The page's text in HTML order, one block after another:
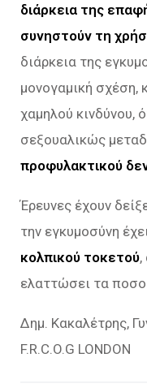
διάρκεια της
συνηστούν τη
διάρκεια της
μονογαμική σχέση,
χαμηλού κινδύνου,
σεξουαλικώς
προφυλακτικού
Έρευνες έχουν
την εγκυμοσύνη
κολπικού τοκετού,
ελαττώσει τα
Δημ. Κακαλέτρης,
F.R.C.O.G LONDON